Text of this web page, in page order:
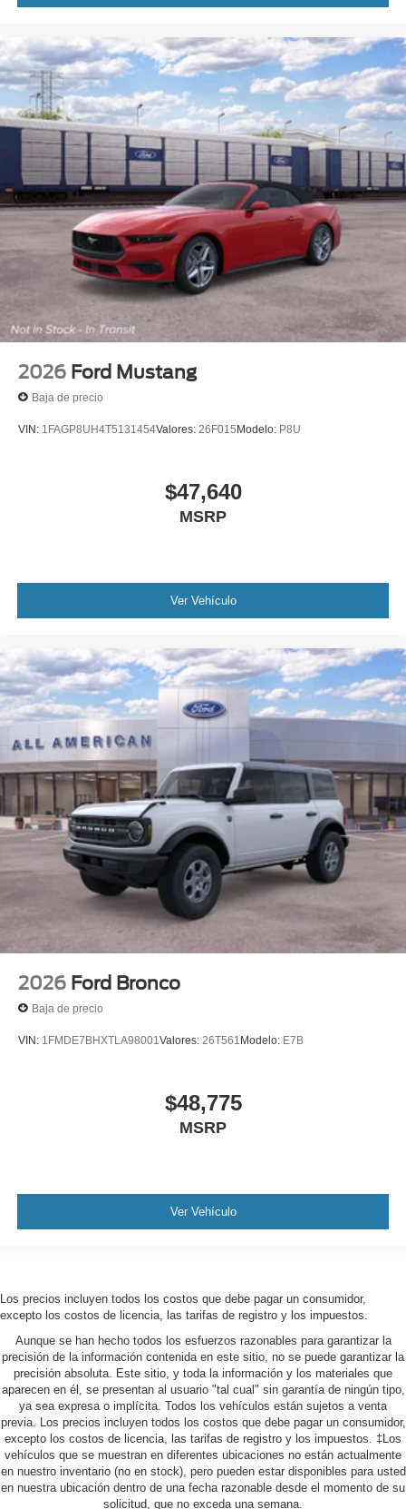
2026 Ford Mustang
Baja de precio
VIN: 1FAGP8UH4T5131454Valores: 26F015Modelo: P8U
$47,640
MSRP
Ver Vehículo
2026 Ford Bronco
Baja de precio
VIN: 1FMDE7BHXTLA98001 Valores: 26T561 Modelo: E7B
$48,775
MSRP
Ver Vehículo
Los precios incluyen todos los costos que debe pagar un consumidor,
excepto los costos de licencia, las tarifas de registro y los impuestos.
Aunque se han hecho todos los esfuerzos razonables para garantizar la
precisión de la información contenida en este sitio, no se puede garantizar la
precisión absoluta. Este sitio, y toda la información y los materiales que
aparecen en él, se presentan al usuario "tal cual" sin garantía de ningún tipo,
ya sea expresa o implícita. Todos los vehículos están sujetos a venta
previa. Los precios incluyen todos los costos que debe pagar un consumidor,
excepto los costos de licencia, las tarifas de registro y los impuestos. ‡Los
vehículos que se muestran en diferentes ubicaciones no están actualmente
en nuestro inventario (no en stock), pero pueden estar disponibles para usted
en nuestra ubicación dentro de una fecha razonable desde el momento de su
solicitud, que no exceda una semana.